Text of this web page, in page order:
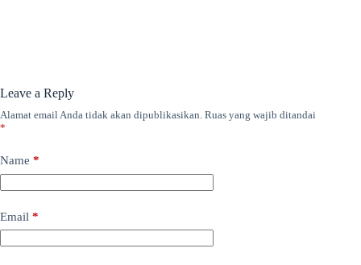
Leave a Reply
Alamat email Anda tidak akan dipublikasikan. Ruas yang wajib ditandai
*
Name *
Email *